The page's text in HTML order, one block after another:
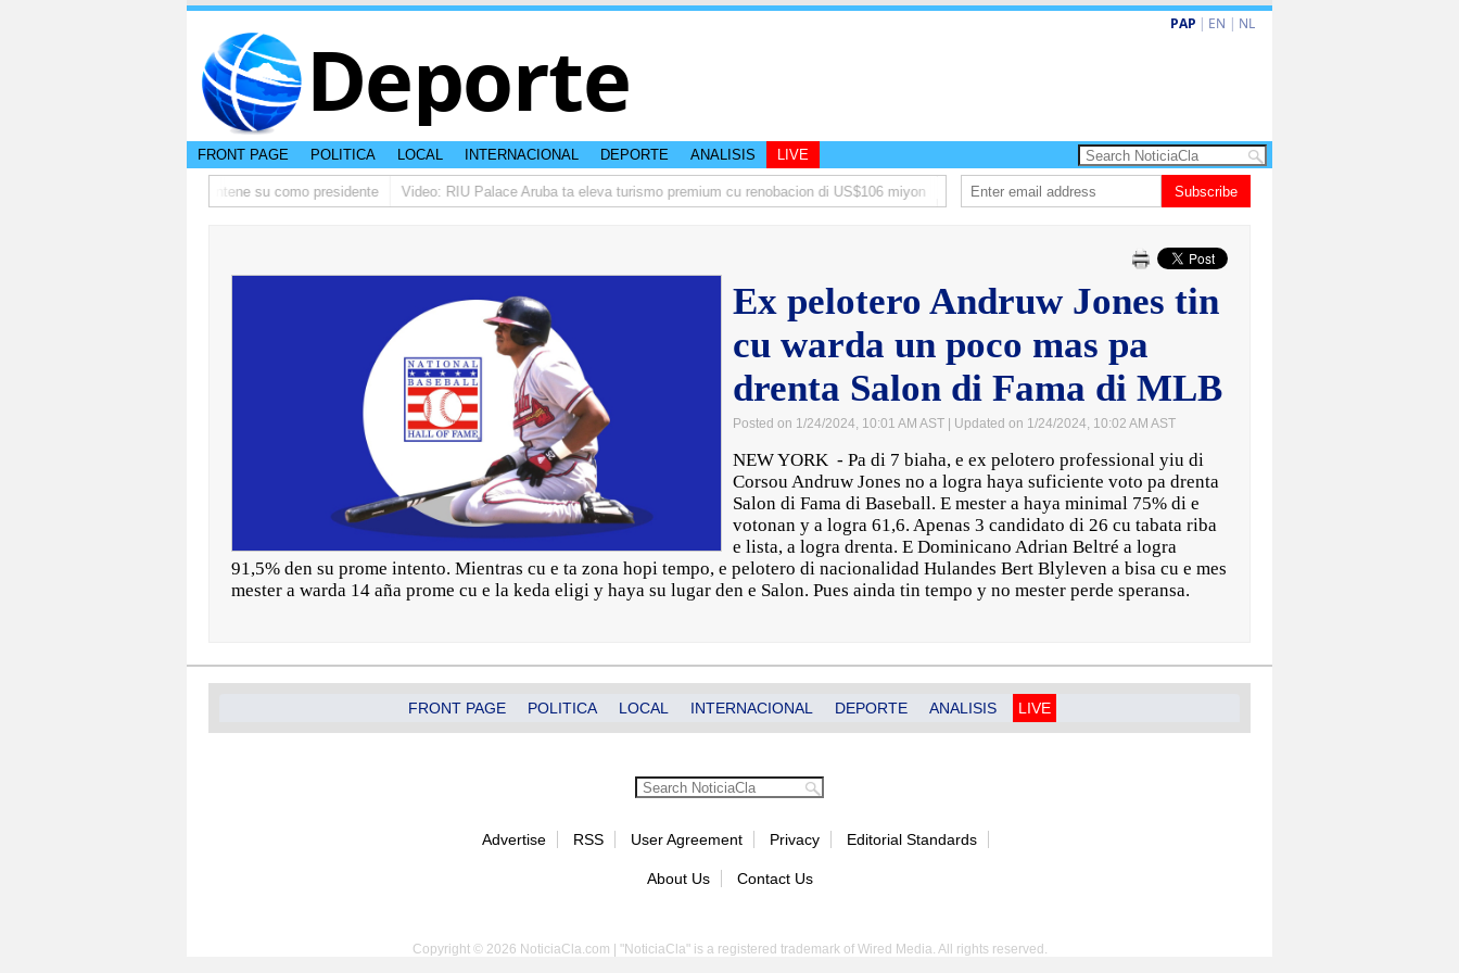
Deporte PAP | EN | NL
FRONT PAGE POLITICA LOCAL INTERNACIONAL DEPORTE ANALISIS LIVE
ta pidi disculpa, y FIFA ta mantene su como presidente Video: RIU Palace Aruba ta eleva turismo premium cu renobacion di US$106 miyon Aruba ta enfrenta Sur Korea den duelo di pitcheo
Subscribe
Ex pelotero Andruw Jones tin
cu warda un poco mas pa
drenta Salon di Fama di MLB
Posted on 1/24/2024, 10:01 AM AST | Updated on 1/24/2024, 10:02 AM AST
NEW YORK - Pa di 7 biaha, e ex pelotero professional yiu di
Corsou Andruw Jones no a logra haya suficiente voto pa drenta
Salon di Fama di Baseball. E mester a haya minimal 75% di e
votonan y a logra 61,6. Apenas 3 candidato di 26 cu tabata riba
e lista, a logra drenta. E Dominicano Adrian Beltré a logra
91,5% den su prome intento. Mientras cu e ta zona hopi tempo, e pelotero di nacionalidad Hulandes Bert Blyleven a bisa cu e mes
mester a warda 14 aña prome cu e la keda eligi y haya su lugar den e Salon. Pues ainda tin tempo y no mester perde speransa.
FRONT PAGE POLITICA LOCAL INTERNACIONAL DEPORTE ANALISIS LIVE
Advertise RSS User Agreement Privacy Editorial Standards
About Us Contact Us
Copyright © 2026 NoticiaCla.com | "NoticiaCla" is a registered trademark of Wired Media. All rights reserved.